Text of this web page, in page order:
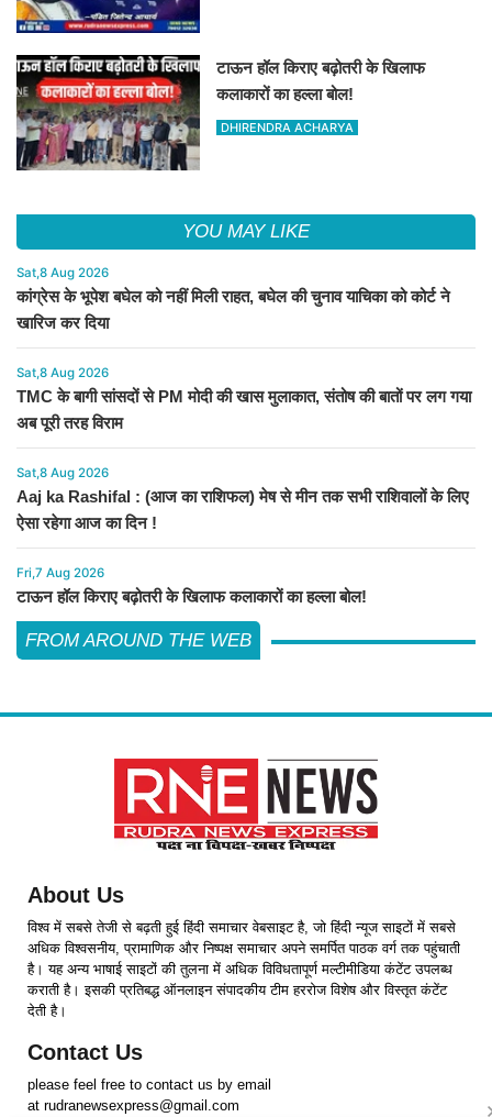
टाऊन हॉल किराए बढ़ोतरी के खिलाफ
कलाकारों का हल्ला बोल!
DHIRENDRA ACHARYA
YOU MAY LIKE
Sat,8 Aug 2026
कांग्रेस के भूपेश बघेल को नहीं मिली राहत, बघेल की चुनाव याचिका को कोर्ट ने
खारिज कर दिया
Sat,8 Aug 2026
TMC के बागी सांसदों से PM मोदी की खास मुलाकात, संतोष की बातों पर लग गया
अब पूरी तरह विराम
Sat,8 Aug 2026
Aaj ka Rashifal : (आज का राशिफल) मेष से मीन तक सभी राशिवालों के लिए
ऐसा रहेगा आज का दिन !
Fri,7 Aug 2026
टाऊन हॉल किराए बढ़ोतरी के खिलाफ कलाकारों का हल्ला बोल!
FROM AROUND THE WEB
About Us
विश्व में सबसे तेजी से बढ़ती हुई हिंदी समाचार वेबसाइट है, जो हिंदी न्यूज साइटों में सबसे
अधिक विश्वसनीय, प्रामाणिक और निष्पक्ष समाचार अपने समर्पित पाठक वर्ग तक पहुंचाती
है। यह अन्य भाषाई साइटों की तुलना में अधिक विविधतापूर्ण मल्टीमीडिया कंटेंट उपलब्ध
कराती है। इसकी प्रतिबद्ध ऑनलाइन संपादकीय टीम हररोज विशेष और विस्तृत कंटेंट
देती है।
Contact Us
please feel free to contact us by email
at rudranewsexpress@gmail.com